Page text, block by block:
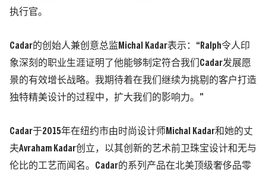
执行官。
Cadar的创始人兼创意总监Michal Kadar表示：“Ralph令人印
象深刻的职业生涯证明了他能够制定符合我们Cadar发展愿
景的有效增长战略。我期待着在我们继续为挑剔的客户打造
独特精美设计的过程中，扩大我们的影响力。”
Cadar于2015年在纽约市由时尚设计师Michal Kadar和她的丈
夫Avraham Kadar创立，以其创新的艺术前卫珠宝设计和无与
伦比的工艺而闻名。Cadar的系列产品在北美顶级奢侈品零